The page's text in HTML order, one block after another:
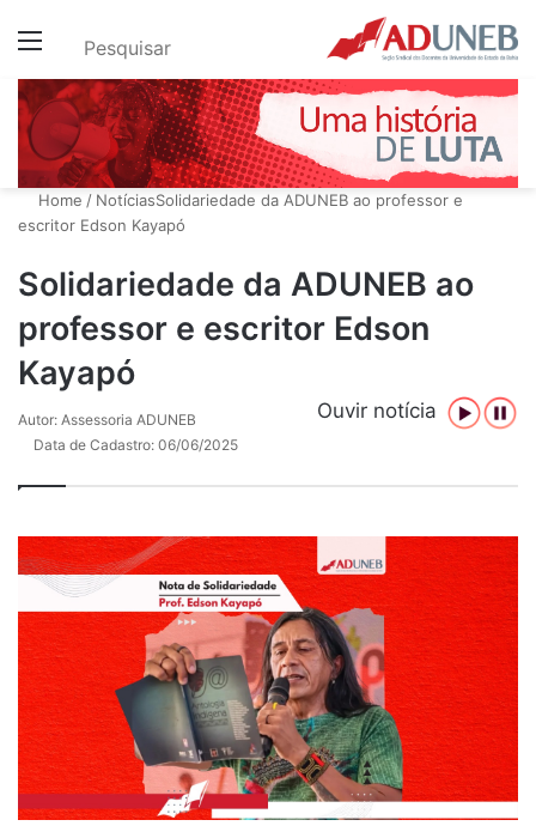
Menu Pesquisar
Home / NotíciasSolidariedade da ADUNEB ao professor e
escritor Edson Kayapó
Solidariedade da ADUNEB ao
professor e escritor Edson
Kayapó
Ouvir notícia
Autor: Assessoria ADUNEB
Data de Cadastro: 06/06/2025